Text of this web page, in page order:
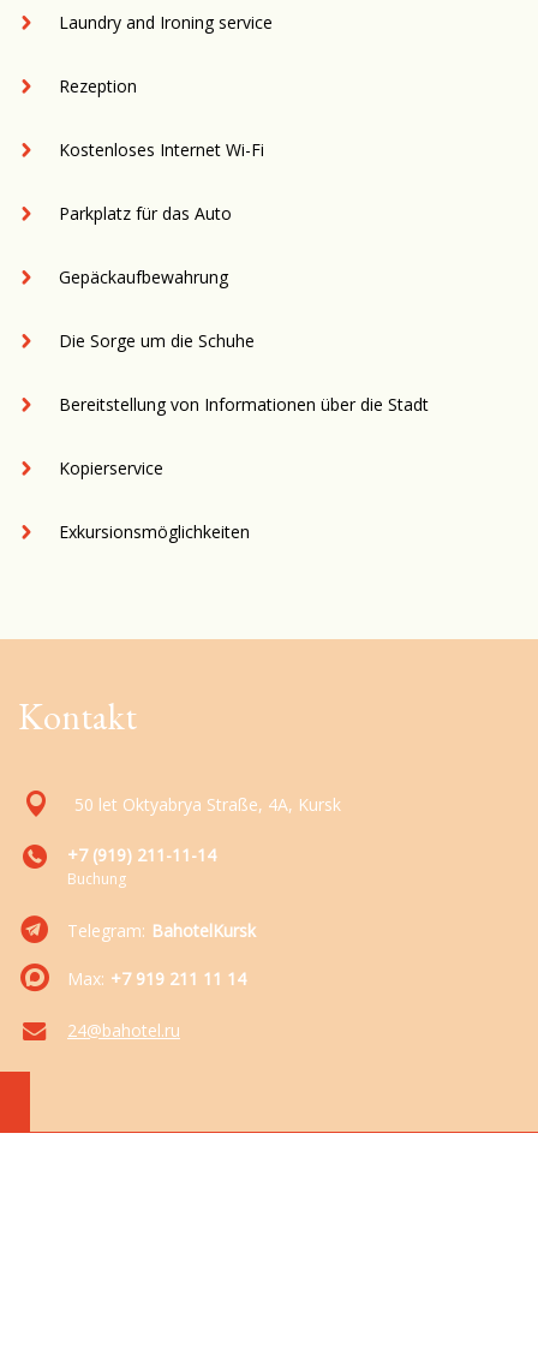
Laundry and Ironing service
Rezeption
Kostenloses Internet Wi-Fi
Parkplatz für das Auto
Gepäckaufbewahrung
Die Sorge um die Schuhe
Bereitstellung von Informationen über die Stadt
Kopierservice
Exkursionsmöglichkeiten
Kontakt
50 let Oktyabrya Straße, 4A, Kursk
+7 (919) 211-11-14
Buchung
Telegram: BahotelKursk
Max: +7 919 211 11 14
24@bahotel.ru